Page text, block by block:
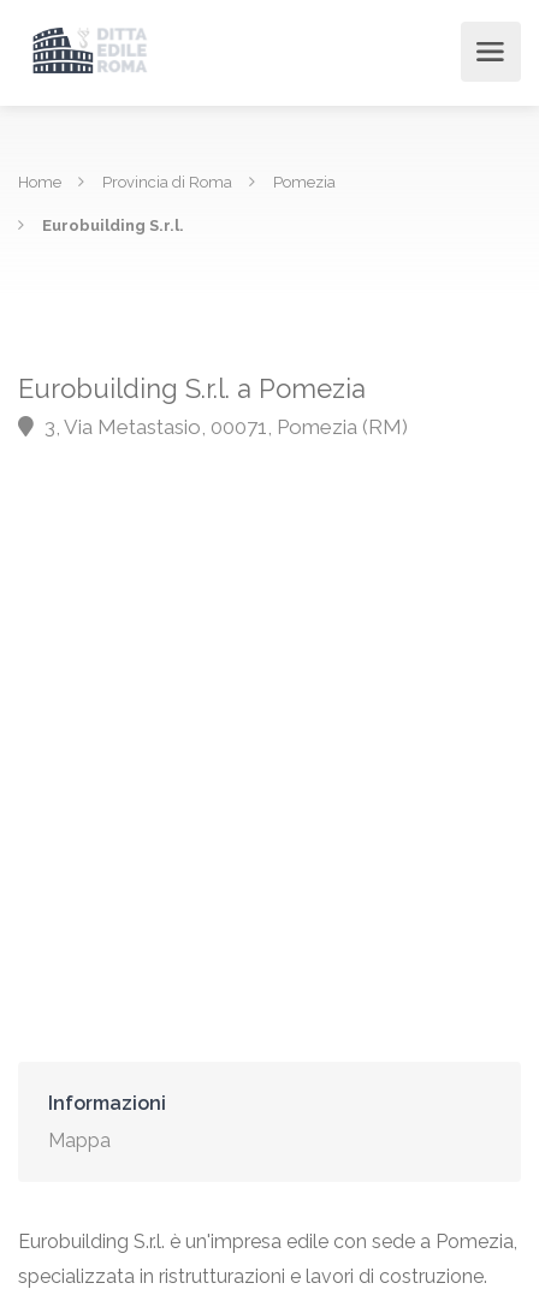
Home Provincia di Roma Pomezia
Eurobuilding S.r.l.
Eurobuilding S.r.l. a Pomezia
3, Via Metastasio, 00071, Pomezia (RM)
Informazioni
Mappa
Eurobuilding S.r.l. è un'impresa edile con sede a Pomezia,
specializzata in ristrutturazioni e lavori di costruzione.